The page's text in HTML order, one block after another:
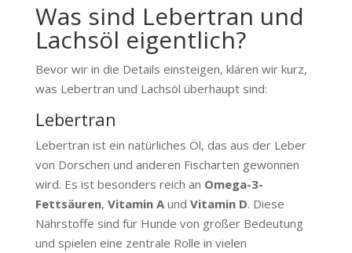
Was sind Lebertran und
Lachsöl eigentlich?
Bevor wir in die Details einsteigen, klären wir kurz,
was Lebertran und Lachsöl überhaupt sind:
Lebertran
Lebertran ist ein natürliches Öl, das aus der Leber
von Dorschen und anderen Fischarten gewonnen
wird. Es ist besonders reich an Omega-3-
Fettsäuren, Vitamin Aund Vitamin D. Diese
Nährstoffe sind für Hunde von großer Bedeutung
und spielen eine zentrale Rolle in vielen